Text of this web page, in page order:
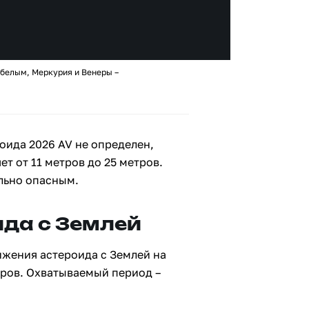
Меркурия и Венеры –
2026 AV не определен,
от 11 метров до 25 метров.
опасным.
с Землей
астероида с Землей на
Охватываемый период –